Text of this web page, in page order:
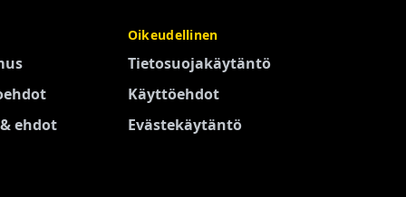
ehdot
Oikeudellinen
Tietosuojakäytäntö
Käyttöehdot
Evästekäytäntö